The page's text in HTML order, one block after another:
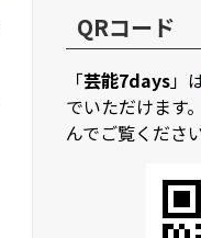
QRコード
「芸能7days」
でいただけます
んでご覧ください